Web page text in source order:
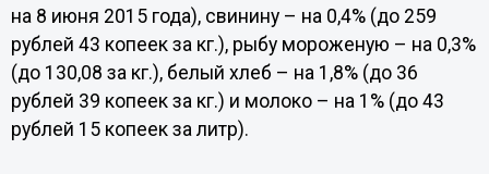
на 8 июня 2015 года), свинину – на 0,4% (до 259
рублей 43 копеек за кг.), рыбу мороженую – на 0,3%
(до 130,08 за кг.), белый хлеб – на 1,8% (до 36
рублей 39 копеек за кг.) и молоко – на 1% (до 43
рублей 15 копеек за литр).